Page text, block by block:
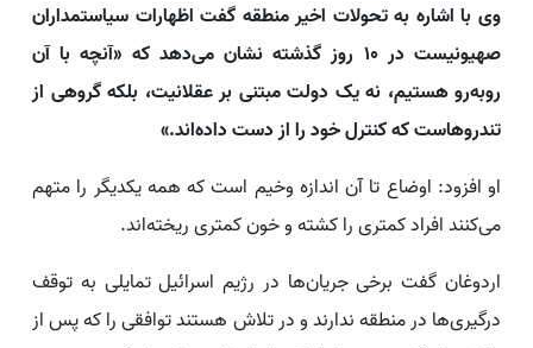
وی با اشاره به تحولات اخیر منطقه گفت اظهارات سیاستمداران
صهیونیست در ۱۰ روز گذشته نشان می‌دهد که «آنچه با آن
روبه‌رو هستیم، نه یک دولت مبتنی بر عقلانیت، بلکه گروهی از
تندروهاست که کنترل خود را از دست داده‌اند.»
او افزود: اوضاع تا آن اندازه وخیم است که همه یکدیگر را متهم
می‌کنند افراد کمتری را کشته و خون کمتری ریخته‌اند.
اردوغان گفت برخی جریان‌ها در رژیم اسرائیل تمایلی به توقف
درگیری‌ها در منطقه ندارند و در تلاش هستند توافقی را که پس از